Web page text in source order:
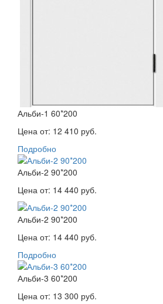
Альби-1 60*200
Цена от: 12 410 руб.
Подробно
Альби-2 90*200
Цена от: 14 440 руб.
Альби-2 90*200
Цена от: 14 440 руб.
Подробно
Альби-3 60*200
Цена от: 13 300 руб.